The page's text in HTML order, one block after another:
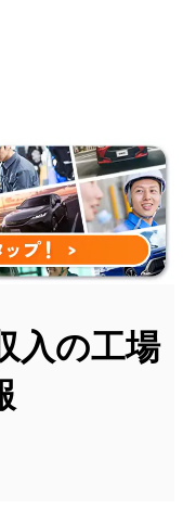
入の工場